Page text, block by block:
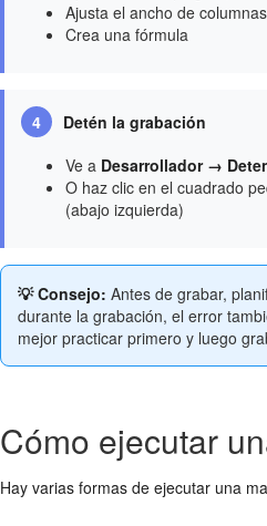
Ajusta el ancho de columnas
Crea una fórmula
4
Detén la grabación
Ve a Desarrollador →
O haz clic en el cuadrado
(abajo izquierda)
💡 Consejo: Antes de grabar,
durante la grabación, el error
mejor practicar primero y luego
Cómo ejecutar
Hay varias formas de ejecutar una